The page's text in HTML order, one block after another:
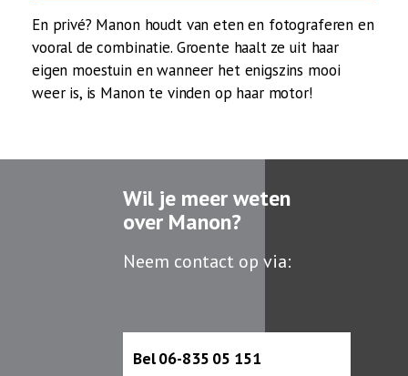
En privé? Manon houdt van eten en fotograferen en
vooral de combinatie. Groente haalt ze uit haar
eigen moestuin en wanneer het enigszins mooi
weer is, is Manon te vinden op haar motor!
Wil je meer weten
over Manon?
Neem contact op via:
Bel 06-835 05 151